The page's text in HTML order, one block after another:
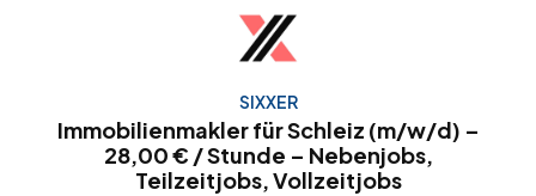
SIXXER
Immobilienmakler für Schleiz (m/w/d) –
28,00 € / Stunde – Nebenjobs,
Teilzeitjobs, Vollzeitjobs